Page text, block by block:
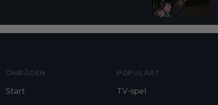
OMRÅDEN
Start
POPULÄRT
TV-spel